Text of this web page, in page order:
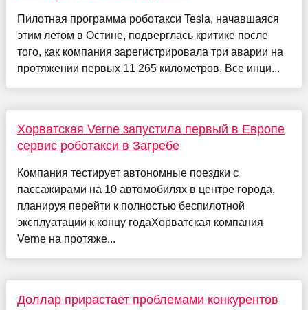
Пилотная программа роботакси Tesla, начавшаяся
этим летом в Остине, подверглась критике после
того, как компания зарегистрировала три аварии на
протяжении первых 11 265 километров. Все инци...
Хорватская Verne запустила первый в Европе
сервис роботакси в Загребе
Компания тестирует автономные поездки с
пассажирами на 10 автомобилях в центре города,
планируя перейти к полностью беспилотной
эксплуатации к концу годаХорватская компания
Verne на протяже...
Доллар прирастает проблемами конкурентов